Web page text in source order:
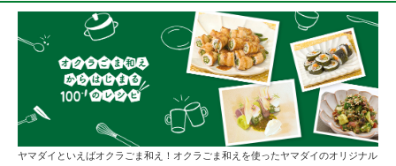
ヤマダイといえばオクラごま和え！オクラごま和えを使ったヤマダイのオリジナル